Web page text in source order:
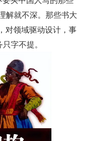
解就不深。那些书大
对领域驱动设计，事
字不提。